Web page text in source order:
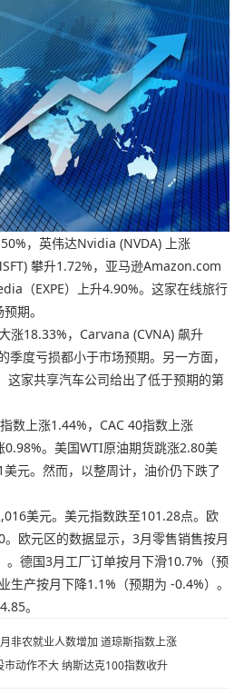
，英伟达Nvidia (NVDA) 上涨
攀升1.72%，亚马逊Amazon.com
（EXPE）上升4.90%。这家在线旅行
期。
涨18.33%，Carvana (CVNA) 飙升
季度亏损都小于市场预期。另一方面，
这家共享汽车公司给出了低于预期的第
数上涨1.44%，CAC 40指数上涨
0.98%。美国WTI原油期货跳涨2.80美
元。然而，以整周计，油价仍下跌了
美元。美元指数跌至101.28点。欧
欧元区的数据显示，3月零售销售按月
。德国3月工厂订单按月下滑10.7%（预
生产按月下降1.1%（预期为 -0.4%）。
。
非农就业人数增加 道琼斯指数上涨
市动作不大 纳斯达克100指数收升